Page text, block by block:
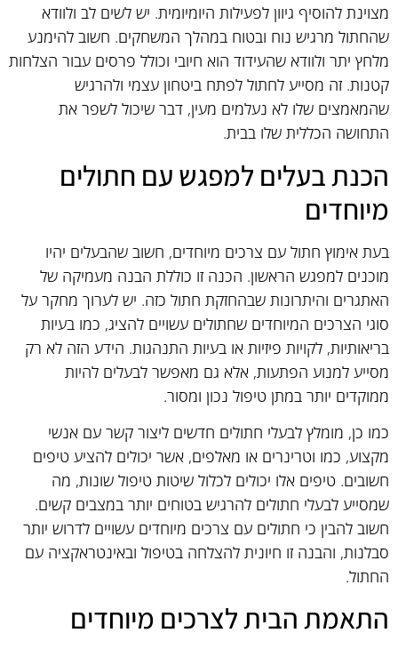
מצוינת להוסיף גיוון לפעילות היומיומית. יש לשים לב ולוודא
שהחתול מרגיש נוח ובטוח במהלך המשחקים. חשוב להימנע
מלחץ יתר ולוודא שהעידוד הוא חיובי וכולל פרסים עבור הצלחות
קטנות. זה מסייע לחתול לפתח ביטחון עצמי ולהרגיש
שהמאמצים שלו לא נעלמים מעין, דבר שיכול לשפר את
התחושה הכללית שלו בבית.
הכנת בעלים למפגש עם חתולים
מיוחדים
בעת אימוץ חתול עם צרכים מיוחדים, חשוב שהבעלים יהיו
מוכנים למפגש הראשון. הכנה זו כוללת הבנה מעמיקה של
האתגרים והיתרונות שבהחזקת חתול כזה. יש לערוך מחקר על
סוגי הצרכים המיוחדים שחתולים עשויים להציג, כמו בעיות
בריאותיות, לקויות פיזיות או בעיות התנהגות. הידע הזה לא רק
מסייע למנוע הפתעות, אלא גם מאפשר לבעלים להיות
ממוקדים יותר במתן טיפול נכון ומסור.
כמו כן, מומלץ לבעלי חתולים חדשים ליצור קשר עם אנשי
מקצוע, כמו וטרינרים או מאלפים, אשר יכולים להציע טיפים
חשובים. טיפים אלו יכולים לכלול שיטות טיפול שונות, מה
שמסייע לבעלי חתולים להרגיש בטוחים יותר במצבים קשים.
חשוב להבין כי חתולים עם צרכים מיוחדים עשויים לדרוש יותר
סבלנות, והבנה זו חיונית להצלחה בטיפול ובאינטראקציה עם
החתול.
התאמת הבית לצרכים מיוחדים